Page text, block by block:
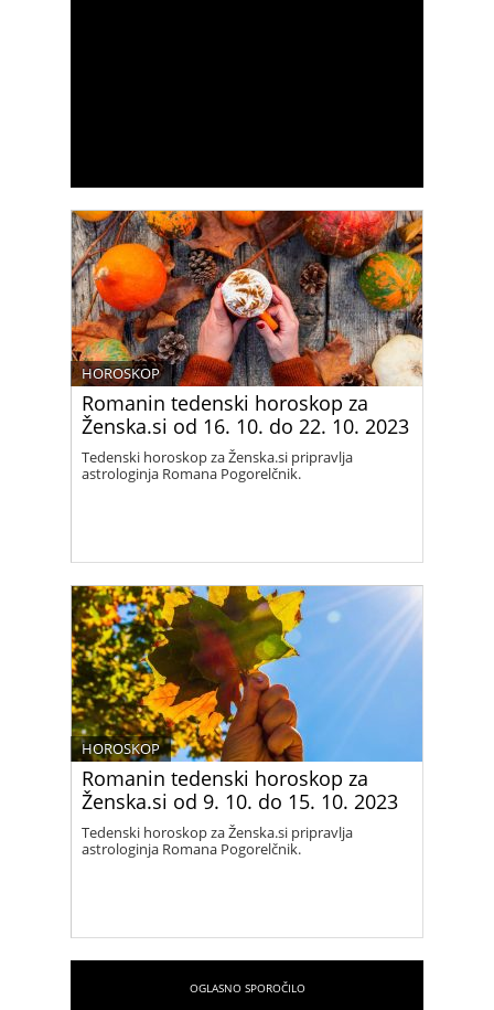
Romanin tedenski horoskop za
Ženska.si od 16. 10. do 22. 10. 2023
HOROSKOP
Tedenski horoskop za Ženska.si pripravlja
astrologinja Romana Pogorelčnik.
Romanin tedenski horoskop za
Ženska.si od 9. 10. do 15. 10. 2023
HOROSKOP
Tedenski horoskop za Ženska.si pripravlja
astrologinja Romana Pogorelčnik.